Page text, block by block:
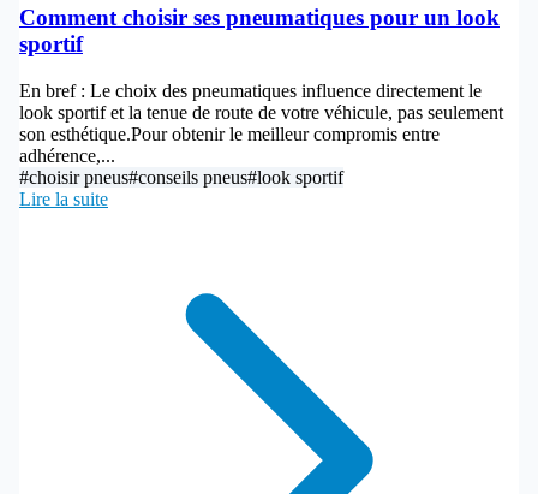
Comment choisir ses pneumatiques pour un look
sportif
En bref : Le choix des pneumatiques influence directement le
look sportif et la tenue de route de votre véhicule, pas seulement
son esthétique.Pour obtenir le meilleur compromis entre
adhérence,...
#choisir pneus#conseils pneus#look sportif
Lire la suite